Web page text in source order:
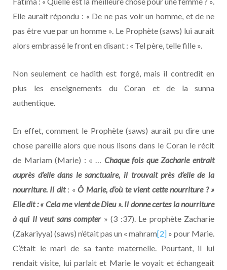
Elle aurait répondu : « De ne pas voir un homme, et de ne
pas être vue par un homme ». Le Prophète (saws) lui aurait
alors embrassé le front en disant : « Tel père, telle fille ».
Non seulement ce hadith est forgé, mais il contredit en
plus les enseignements du Coran et de la sunna
authentique.
En effet, comment le Prophète (saws) aurait pu dire une
chose pareille alors que nous lisons dans le Coran le récit
de Mariam (Marie) : « … Chaque fois que Zacharie entrait
auprès d’elle dans le sanctuaire, il trouvait près d’elle de la
nourriture. Il dit: «Ô Marie, d’où te vient cette nourriture ? »
Elle dit : « Cela me vient de Dieu ». Il donne certes la nourriture
à qui Il veut sans compter » (3 :37). Le prophète Zacharie
(Zakariyya) (saws) n’était pas un « mahram[2] » pour Marie.
C’était le mari de sa tante maternelle. Pourtant, il lui
rendait visite, lui parlait et Marie le voyait et échangeait